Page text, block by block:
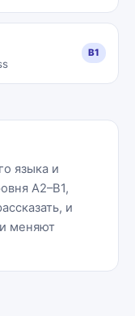
B1
языка и
A2–B1,
и
меняют